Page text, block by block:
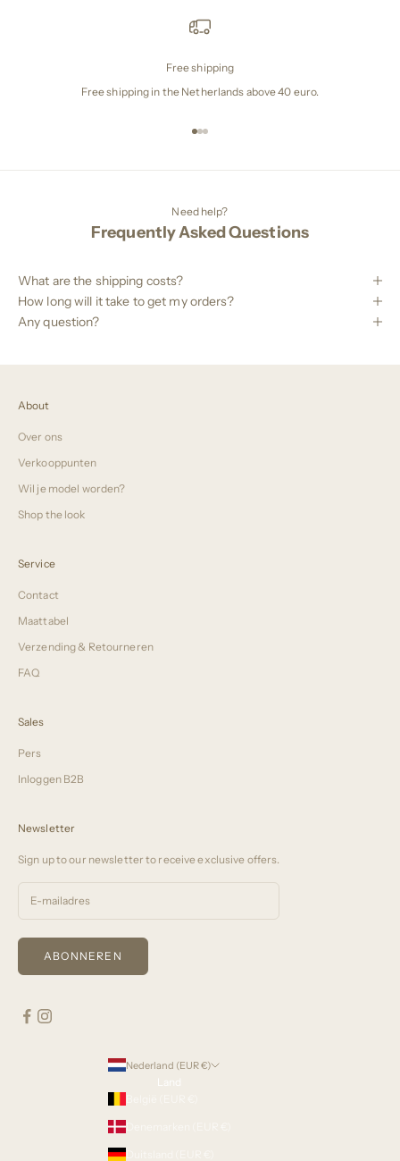
Free shipping
Free shipping in the Netherlands above 40 euro.
Naar artikel 1
Naar artikel 2
Naar artikel 3
Need help?
Frequently Asked Questions
What are the shipping costs?
How long will it take to get my orders?
Any question?
About
Over ons
Verkooppunten
Wil je model worden?
Shop the look
Service
Contact
Maattabel
Verzending & Retourneren
FAQ
Sales
Pers
Inloggen B2B
Newsletter
Sign up to our newsletter to receive exclusive offers.
ABONNEREN
Nederland (EUR €)
Land
Denemarken (EUR €)
Duitsland (EUR €)